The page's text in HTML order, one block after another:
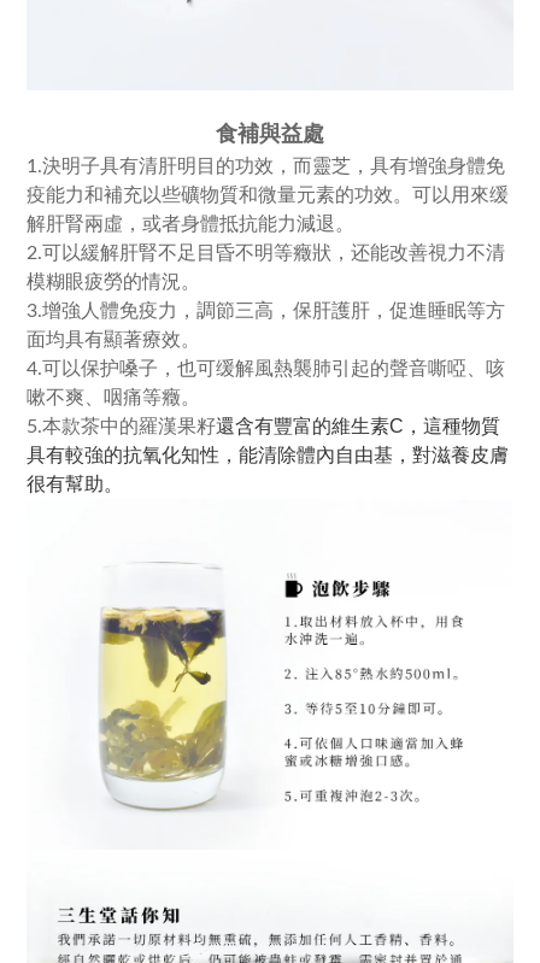
食補與益處
1.決明子具有清肝明目的功效，而靈芝，具有增強身體免
疫能力和補充以些礦物質和微量元素的功效。可以用來缓
解肝腎兩虛，或者身體抵抗能力減退。
2.可以緩解肝腎不足目昏不明等癥狀，还能改善視力不清
模糊眼疲勞的情況。
3.增強人體免疫力，調節三高，保肝護肝，促進睡眠等方
面均具有顯著療效。
4.可以保护嗓子，也可缓解風熱襲肺引起的聲音嘶啞、咳
嗽不爽、咽痛等癥。
5.本款茶中的羅漢果籽還含有豐富的維生素C，這種物質
具有較強的抗氧化知性，能清除體內自由基，對滋養皮膚
很有幫助。